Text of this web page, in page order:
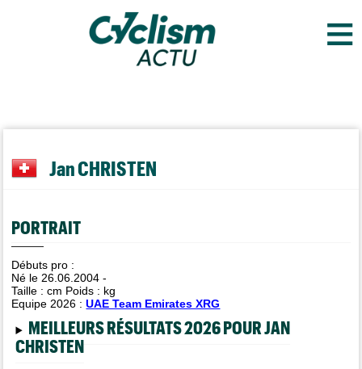
≡
Jan CHRISTEN
PORTRAIT
Débuts pro :
Né le 26.06.2004 -
Taille :cm Poids : kg
Equipe 2026 :UAE Team Emirates XRG
MEILLEURS RÉSULTATS 2026 POUR JAN
CHRISTEN